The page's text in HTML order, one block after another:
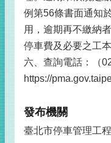
例第56條書面通知
用，逾期再不繳納
停車費及必要之工本
六、查詢電話：（
https://
發布機關
臺北市停車管理工